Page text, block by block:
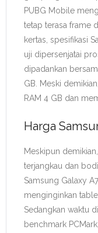
PUBG Mobile
tetap terasa frame
kertas, spesifikasi
uji dipersenjatai
dipadankan
GB. Meski
RAM 4 GB dan
Harga
Meskipun
terjangkau dan
Samsung Galaxy
menginginkan
Sedangkan waktu
benchmark